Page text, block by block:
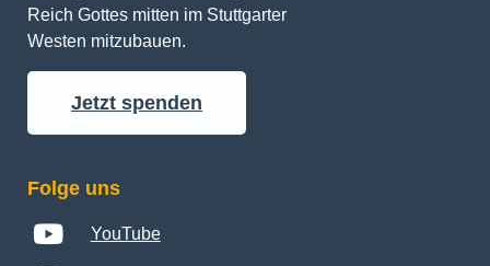
Reich Gottes mitten im Stuttgarter
Westen mitzubauen.
Jetzt spenden
Folge uns
YouTube